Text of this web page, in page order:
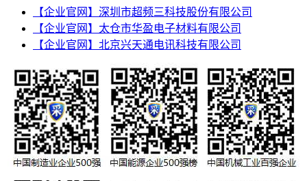
【企业官网】深圳市超频三科技股份有限公司
【企业官网】太仓市华盈电子材料有限公司
【企业官网】北京兴天通电讯科技有限公司